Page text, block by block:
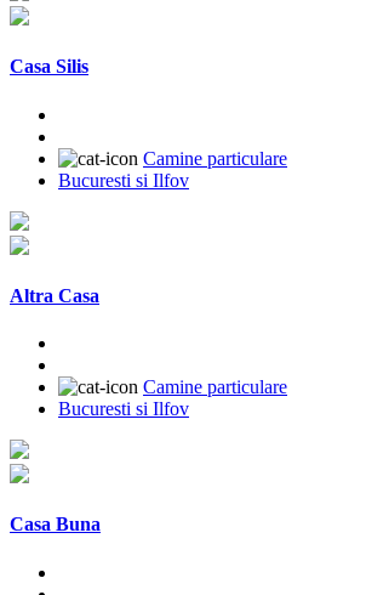
Casa Silis
Camine particulare
Bucuresti si Ilfov
Altra Casa
Camine particulare
Bucuresti si Ilfov
Casa Buna